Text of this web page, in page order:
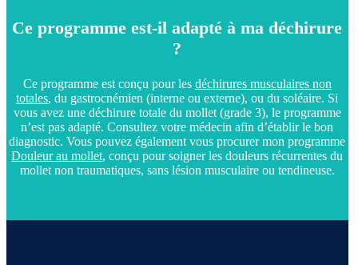
Ce programme est-il adapté à ma déchirure
?
Ce programme est conçu pour les déchirures musculaires non
totales, du gastrocnémien (interne ou externe), ou du soléaire. Si
vous avez une déchirure totale du mollet (grade 3), le programme
n’est pas adapté.Consultez votre médecin afin d’établir le bon
diagnostic. Vous pouvez également vous procurer mon programme
Douleur au mollet, conçu pour soigner les douleurs récurrentes du
mollet non traumatiques, sans lésion musculaire ou tendineuse.